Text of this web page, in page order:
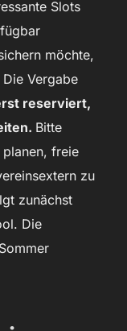
Slots
möchte,
Vergabe
reserviert,
Bitte
freie
zu
zunächst
Die